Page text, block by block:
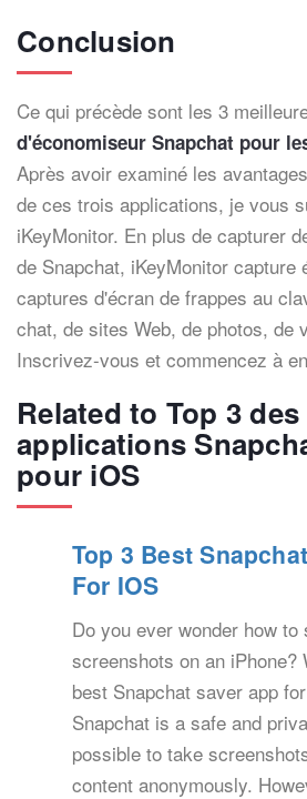
Conclusion
Ce qui précède sont les 3
d'économiseur Snapchat pour
Après avoir examiné les
de ces trois applications, je vous
iKeyMonitor. En plus de capturer
de Snapchat, iKeyMonitor capture
captures d'écran de frappes au
chat, de sites Web, de photos, de
Inscrivez-vous et commencez à
Related to Top 3
applications
pour iOS
Top 3 Best
For IOS
Do you ever wonder how to
screenshots on an iPhone?
best Snapchat saver app
Snapchat is a safe and
possible to take
content anonymously.